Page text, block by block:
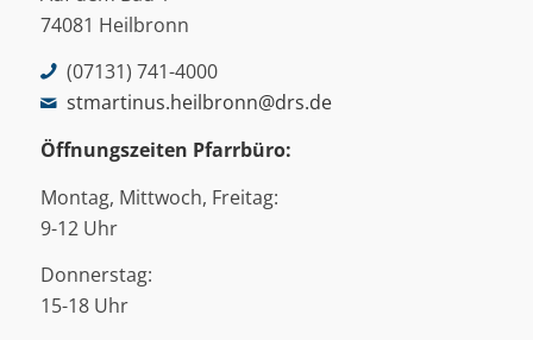
74081 Heilbronn
(07131) 741-4000
stmartinus.heilbronn@drs.de
Öffnungszeiten Pfarrbüro:
Montag, Mittwoch, Freitag:
9-12 Uhr
Donnerstag:
15-18 Uhr